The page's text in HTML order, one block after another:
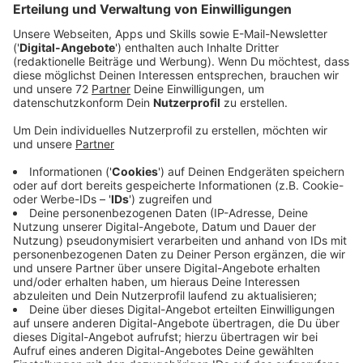
Jetzt informiert sie über den neuesten Stand. Der
Kreis Coesfeld und das Regionalforstamt fühlen sich
beide nicht zuständig - daher räumt niemand den Müll
weg. Für Stefan Kohaus von der Gemeinde ist das
nicht tragbar. Es sei eine unendliche Geschichte und es
sei wichtig zu wissen, wer für den Müll zuständig ist.
Schließlich gehe es auch um Umwelt- und
Naturschutz. Spülmittelflaschen aus den 70er Jahren,
rote Abdeckplanen und große schadstoffbelastete
Platten liegen hier zum Beispiel. Die Gemeinde selbst
kann den Müll nicht wegräumen - bietet aber an ihn
abzutransportieren, wenn der Kreis oder das Forstamt
ihn bergen. Wir haben beim Kreis nochmal nachgefragt
- er fordert das Regionalforstamt jetzt nochmal auf,
den Müll wegzuräumen - ob das klappt? Wir bleiben
dran.